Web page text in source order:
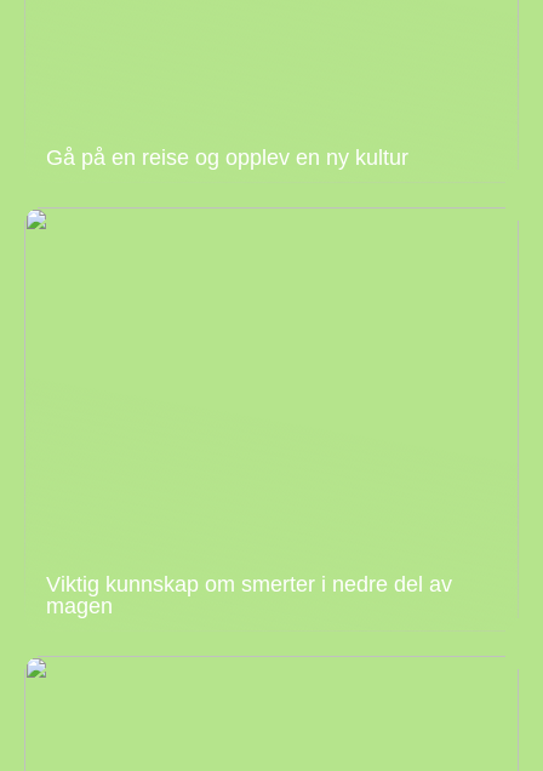
Gå på en reise og opplev en ny kultur
Viktig kunnskap om smerter i nedre del av
magen